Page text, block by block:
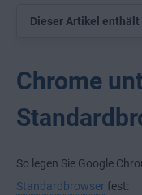
Dieser Artikel enthält
Chrome
So legen Sie Google
Standardbrowser fest: